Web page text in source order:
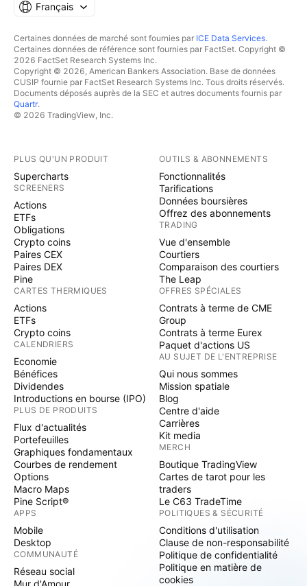
Français
Certaines données de marché sont fournies par ICE Data Services.
Certaines données de référence sont fournies par FactSet. Copyright ©
2026 FactSet Research Systems Inc.
Copyright © 2026, American Bankers Association. Base de données
CUSIP fournie par FactSet Research Systems Inc. Tous droits réservés.
Documents déposés auprès de la SEC et autres documents fournis par
Quartr.
© 2026 TradingView, Inc.
PLUS QU'UN PRODUIT
Supercharts
SCREENERS
Actions
ETFs
Obligations
Crypto coins
Paires CEX
Paires DEX
Pine
CARTES THERMIQUES
Actions
ETFs
Crypto coins
CALENDRIERS
Economie
Bénéfices
Dividendes
Introductions en bourse (IPO)
PLUS DE PRODUITS
Flux d'actualités
Portefeuilles
Graphiques fondamentaux
Courbes de rendement
Options
Macro Maps
Pine Script®
APPS
Mobile
Desktop
COMMUNAUTÉ
Réseau social
Mur d'Amour
OUTILS & ABONNEMENTS
Fonctionnalités
Tarifications
Données boursières
Offrez des abonnements
TRADING
Vue d'ensemble
Courtiers
Comparaison des courtiers
The Leap
OFFRES SPÉCIALES
Contrats à terme de CME
Group
Contrats à terme Eurex
Paquet d'actions US
AU SUJET DE L'ENTREPRISE
Qui nous sommes
Mission spatiale
Blog
Centre d'aide
Carrières
Kit media
MERCH
Boutique TradingView
Cartes de tarot pour les
traders
Le C63 TradeTime
POLITIQUES & SÉCURITÉ
Conditions d'utilisation
Clause de non-responsabilité
Politique de confidentialité
Politique en matière de
cookies